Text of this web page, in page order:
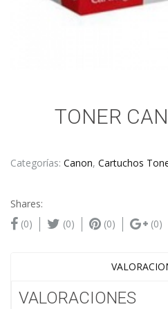
TONER
Categorías: Canon, Cartuchos
Shares:
(0)
(0) (0) (0)
VALORACIONES